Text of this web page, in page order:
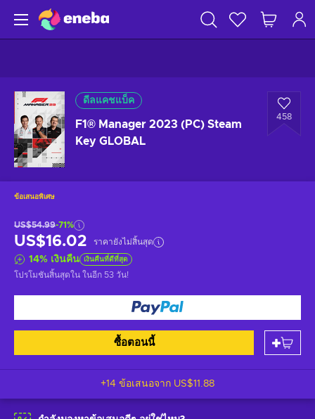
ดีลแคชแบ็ค
F1® Manager 2023 (PC) Steam
Key GLOBAL
458
ข้อเสนอพิเศษ
US$54.99-71%
US$16.02 ราคายังไม่สิ้นสุด
14% เงินคืน เงินคืนที่ดีที่สุด
โปรโมชันสิ้นสุดใน ในอีก 53 วัน!
ซื้อตอนนี้
+14 ข้อเสนอจาก US$11.88